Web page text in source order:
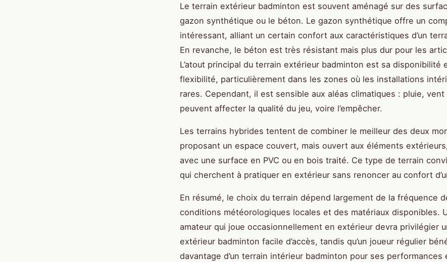
Le terrain extérieur badminton est souvent aménagé sur des
gazon synthétique ou le béton. Le gazon synthétique offre un
intéressant, alliant un certain confort aux caractéristiques d’un
En revanche, le béton est très résistant mais plus dur pour les
L’atout principal du terrain extérieur badminton est sa disponibilité
flexibilité, particulièrement dans les zones où les installations
rares. Cependant, il est sensible aux aléas climatiques : pluie, vent
peuvent affecter la qualité du jeu, voire l’empêcher.
Les terrains hybrides tentent de combiner le meilleur des deux
proposant un espace couvert, mais ouvert aux éléments
avec une surface en PVC ou en bois traité. Ce type de terrain
qui cherchent à pratiquer en extérieur sans renoncer au confort
En résumé, le choix du terrain dépend largement de la fréquence
conditions météorologiques locales et des matériaux disponibles.
amateur qui joue occasionnellement en extérieur devra privilégier
extérieur badminton facile d’accès, tandis qu’un joueur régulier
davantage d’un terrain intérieur badminton pour ses performances